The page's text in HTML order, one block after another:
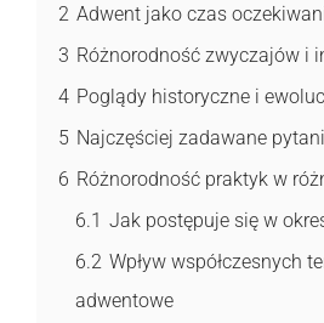
2 Adwent jako czas
3 Różnorodność zwyczajów i
4 Poglądy historyczne i
5 Najczęściej zadawane
6 Różnorodność praktyk w
6.1 Jak postępuje się w
6.2 Wpływ współczesnych
adwentowe